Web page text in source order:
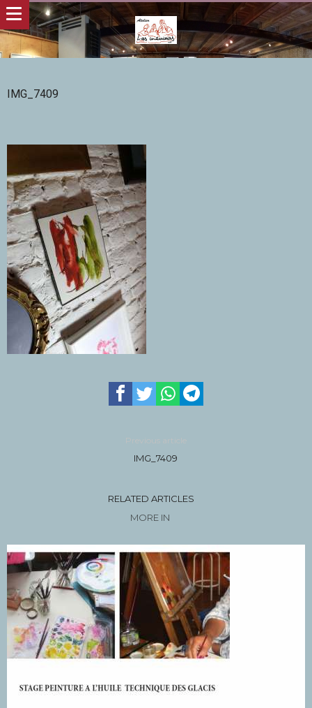
IMG_7409
Previous article
IMG_7409
RELATED ARTICLES
MORE IN